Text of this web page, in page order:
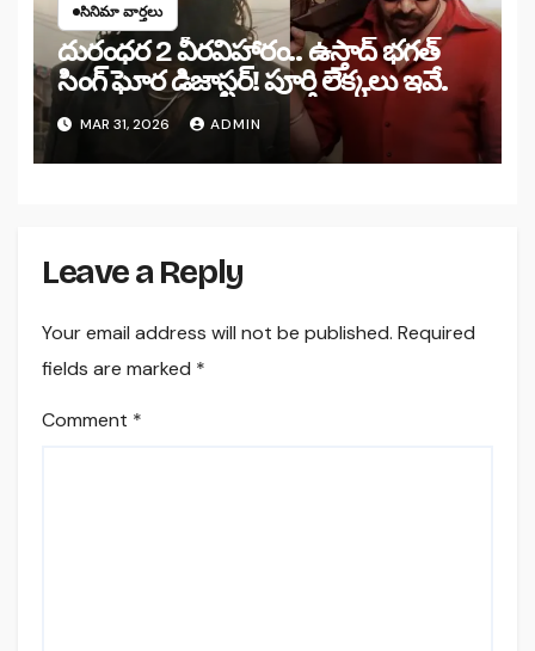
సినిమా వార్తలు
దురంధర 2 వీరవిహారం.. ఉస్తాద్ భగత్
సింగ్ ఘోర డిజాస్టర్! పూర్తి లెక్కలు ఇవే.
MAR 31, 2026 ADMIN
Leave a Reply
Your email address will not be published. Required
fields are marked *
Comment *